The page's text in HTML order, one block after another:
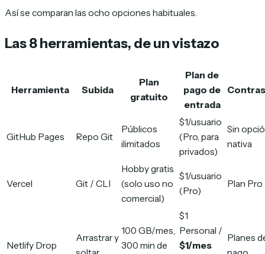
Así se comparan las ocho opciones habituales.
Las 8 herramientas, de un vistazo
Herramienta Subida
Plan
gratuito
Plan de
pago de
entrada
GitHub Pages Repo Git
Públicos
ilimitados
$1/usuario
(Pro, para
privados)
Sin
nativa
Vercel Git / CLI
Hobby gratis
(solo uso no
comercial)
$1/usuario
(Pro)
Plan Pro
Netlify Drop
Arrastrar y
100 GB/mes,
300 min de
$1
Personal /
$1/mes
Planes